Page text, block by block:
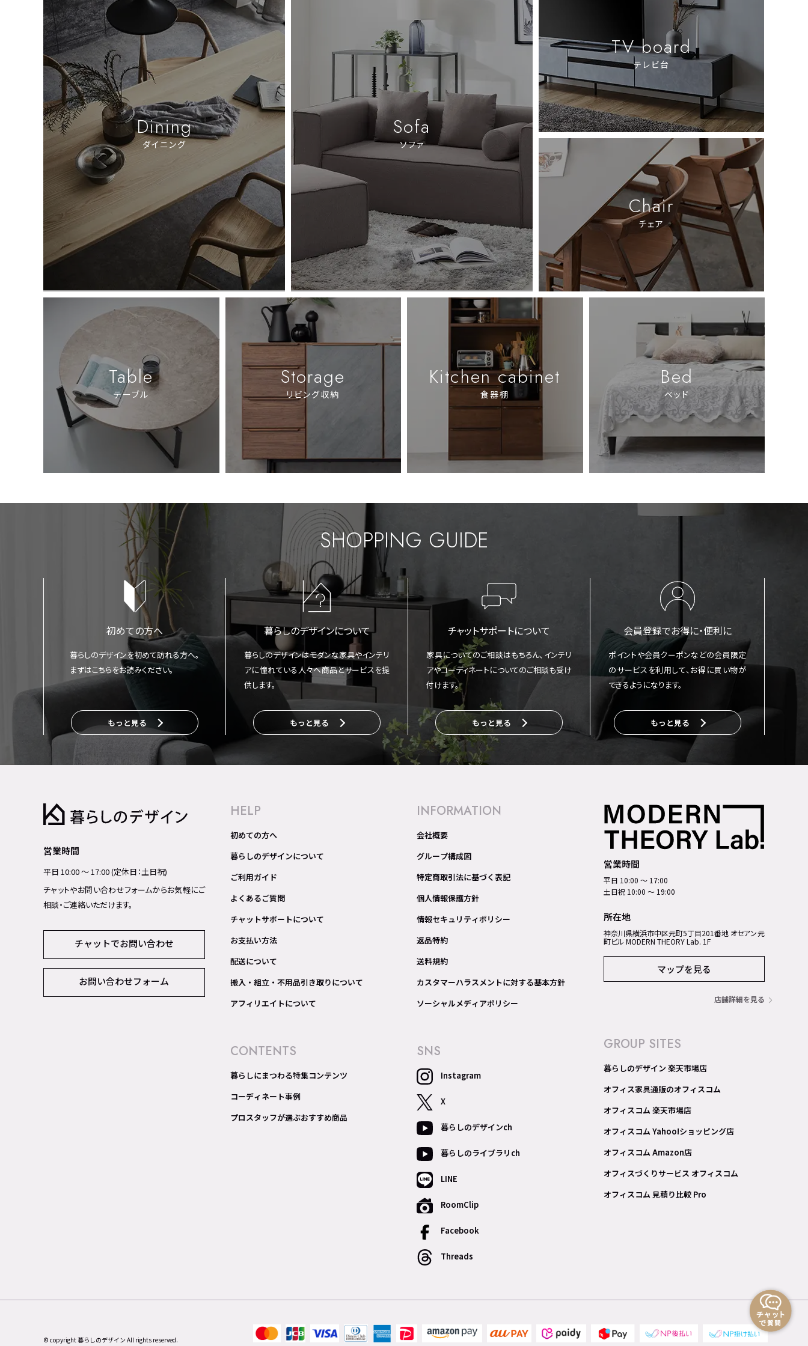
Dining
ダイニング
Sofa
ソファ
TV board
テレビ台
Chair
チェア
Table
テーブル
Storage
リビング収納
Kitchen cabinet
食器棚
Bed
ベッド
SHOPPING GUIDE
初めての方へ
暮らしのデザインを初めて訪れる方へ。
まずはこちらをお読みください。
もっと見る
暮らしのデザインについて
暮らしのデザインはモダンな家具やインテリ
アに憧れている人々へ商品とサービスを提
供します。
もっと見る
チャットサポートについて
家具についてのご相談はもちろん、インテリ
アやコーディネートについてのご相談も受け
付けます。
もっと見る
会員登録でお得に・便利に
ポイントや会員クーポンなどの会員限定
のサービスを利用して、お得に買い物が
できるようになります。
もっと見る
営業時間
平日 10:00 ～ 17:00 (定休日：土日祝)
チャットやお問い合わせフォームからお気軽にご
相談・ご連絡いただけます。
チャットでお問い合わせ
お問い合わせフォーム
HELP
初めての方へ
暮らしのデザインについて
ご利用ガイド
よくあるご質問
チャットサポートについて
お支払い方法
配送について
搬入・組立・不用品引き取りについて
アフィリエイトについて
CONTENTS
暮らしにまつわる特集コンテンツ
コーディネート事例
プロスタッフが選ぶおすすめ商品
INFORMATION
会社概要
グループ構成図
特定商取引法に基づく表記
個人情報保護方針
情報セキュリティポリシー
返品特約
送料規約
カスタマーハラスメントに対する基本方針
ソーシャルメディアポリシー
SNS
Instagram
X
暮らしのデザインch
暮らしのライブラリch
LINE
RoomClip
Facebook
Threads
営業時間
平日 10:00 ～ 17:00
土日祝 10:00 ～ 19:00
所在地
神奈川県横浜市中区元町5丁⽬201番地 オセアン元
町ビル MODERN THEORY Lab. 1F
マップを見る
店舗詳細を見る
GROUP SITES
暮らしのデザイン 楽天市場店
オフィス家具通販のオフィスコム
オフィスコム 楽天市場店
オフィスコム Yahoo!ショッピング店
オフィスコム Amazon店
オフィスづくりサービス オフィスコム
オフィスコム 見積り比較 Pro
© copyright 暮らしのデザイン All rights reserved.